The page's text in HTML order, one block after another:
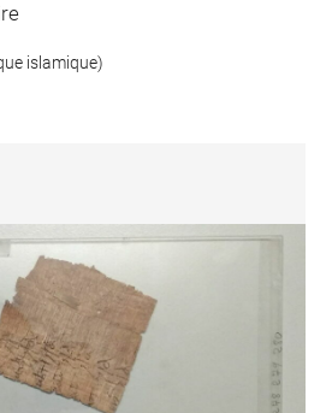
islamique)